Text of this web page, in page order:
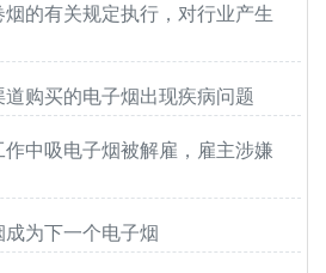
的有关规定执行，对行业产生
购买的电子烟出现疾病问题
中吸电子烟被解雇，雇主涉嫌
为下一个电子烟